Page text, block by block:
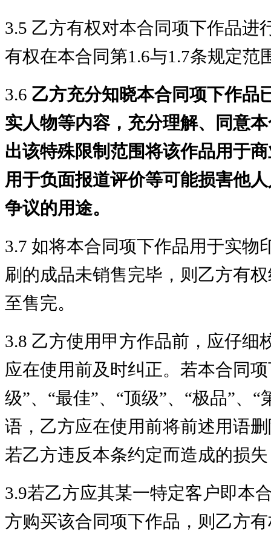
3.5 乙方有权对本合同项下作品进
有权在本合同第1.6与1.7条规定范
3.6 乙方充分知晓本合同项下作品
实人物等内容，充分理解、同意
出该特殊限制范围将该作品用于
用于负面报道评价等可能损害他
争议的用途。
3.7 如将本合同项下作品用于实物
刷的成品未销售完毕，则乙方有
至售完。
3.8 乙方使用甲方作品前，应仔细
应在使用前及时纠正。若本合同
级”、“最佳”、“顶级”、“极品”、
语，乙方应在使用前将前述用语
若乙方违反本条约定而造成的损
3.9若乙方应其某一特定客户即本
方购买该合同项下作品，则乙方